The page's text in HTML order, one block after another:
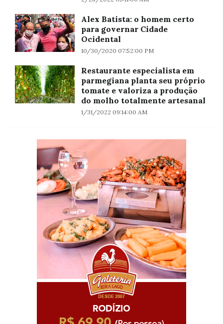
Alex Batista: o homem certo
para governar Cidade
Ocidental
10/30/2020 07:52:00 PM
Restaurante especialista em
parmegiana planta seu próprio
tomate e valoriza a produção
do molho totalmente artesanal
1/31/2022 09:14:00 AM